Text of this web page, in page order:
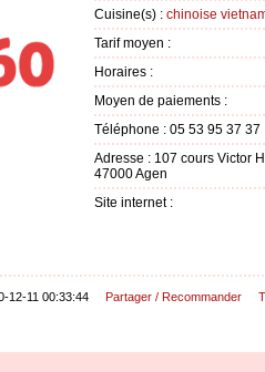
Cuisine(s) : chinoise
Tarif moyen :
Horaires :
Moyen de paiements :
Téléphone : 05 53 95 37 37
Adresse : 107 cours Victor
47000 Agen
Site internet :
12-11 00:33:44 Partager / Recommander